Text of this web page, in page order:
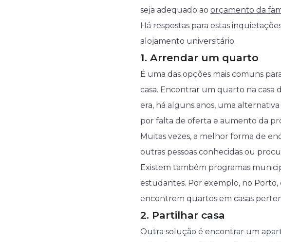
seja adequado ao orçamento da
Há respostas para estas
alojamento universitário.
1. Arrendar um quarto
É uma das opções mais comuns
casa. Encontrar um quarto na
era, há alguns anos, uma
por falta de oferta e aumento da
Muitas vezes, a melhor forma de
outras pessoas conhecidas ou
Existem também programas
estudantes. Por exemplo, no Porto,
encontrem quartos em casas
2. Partilhar casa
Outra solução é encontrar um